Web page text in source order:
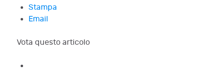
Stampa
Email
Vota questo articolo